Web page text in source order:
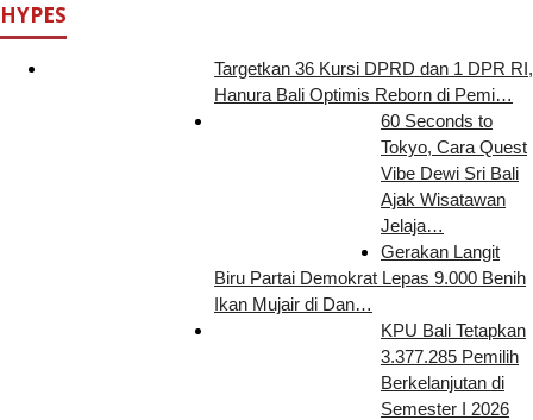
HYPES
Targetkan 36 Kursi DPRD dan 1 DPR RI,
Hanura Bali Optimis Reborn di Pemi…
60 Seconds to
Tokyo, Cara Quest
Vibe Dewi Sri Bali
Ajak Wisatawan
Jelaja…
Gerakan Langit
Biru Partai Demokrat Lepas 9.000 Benih
Ikan Mujair di Dan…
KPU Bali Tetapkan
3.377.285 Pemilih
Berkelanjutan di
Semester I 2026